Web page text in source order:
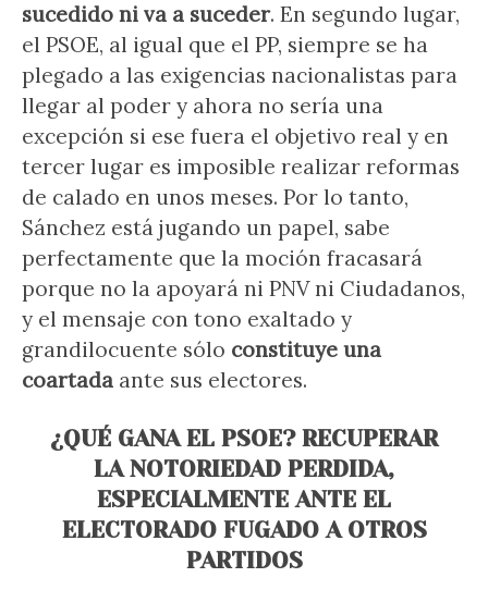
sucedido ni va a suceder. En segundo lugar,
el PSOE, al igual que el PP, siempre se ha
plegado a las exigencias nacionalistas para
llegar al poder y ahora no sería una
excepción si ese fuera el objetivo real y en
tercer lugar es imposible realizar reformas
de calado en unos meses. Por lo tanto,
Sánchez está jugando un papel, sabe
perfectamente que la moción fracasará
porque no la apoyará ni PNV ni Ciudadanos,
y el mensaje con tono exaltado y
grandilocuente sólo constituye una
coartada ante sus electores.
¿QUÉ GANA EL PSOE? RECUPERAR
LA NOTORIEDAD PERDIDA,
ESPECIALMENTE ANTE EL
ELECTORADO FUGADO A OTROS
PARTIDOS